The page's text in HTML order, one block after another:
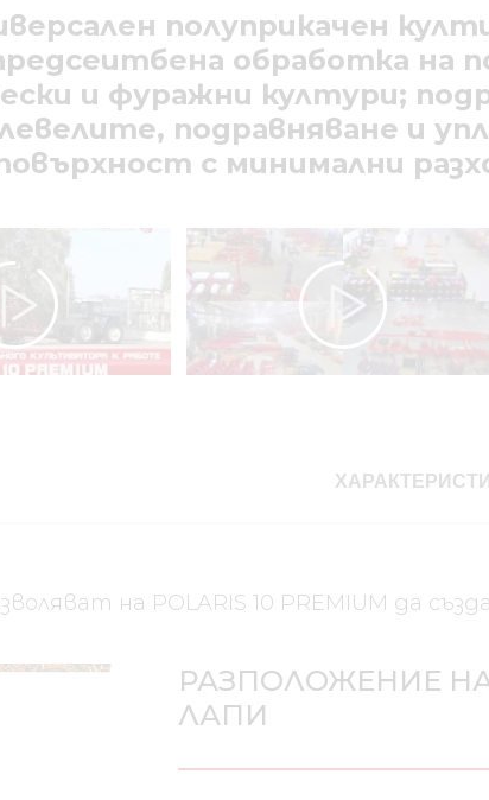
полуприкачен
обработка на
и фуражни култури;
подравняване и
с минимални
на POLARIS 10 PREMIUM да
РАЗПОЛОЖЕНИЕ
ЛАПИ